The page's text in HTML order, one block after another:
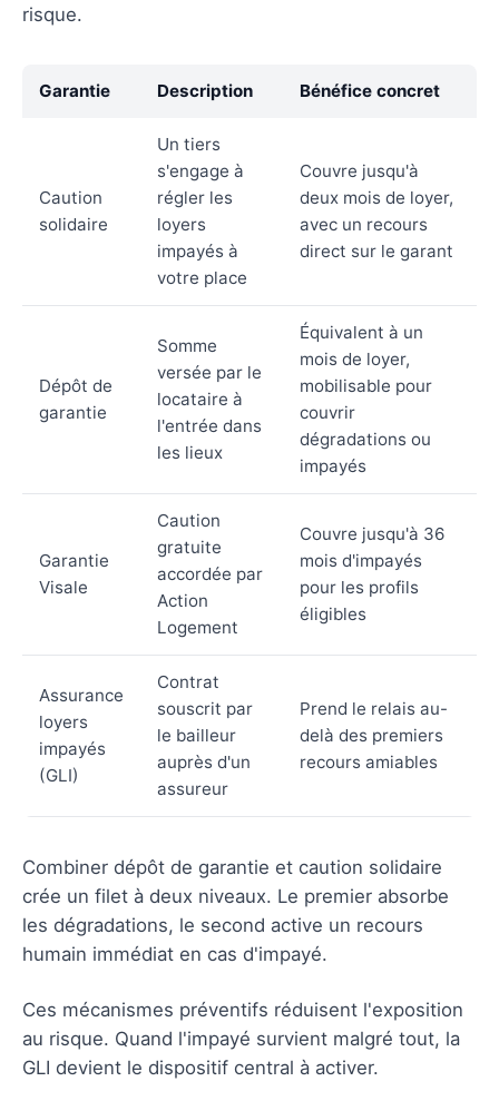
risque.
Garantie Description Bénéfice concret
Caution
solidaire
Un tiers
s'engage à
régler les
loyers
impayés à
votre place
Couvre jusqu'à
deux mois de loyer,
avec un recours
direct sur le garant
Dépôt de
garantie
Somme
versée par le
locataire à
l'entrée dans
les lieux
Équivalent à un
mois de loyer,
mobilisable pour
couvrir
dégradations ou
impayés
Garantie
Visale
Caution
gratuite
accordée par
Action
Logement
Couvre jusqu'à 36
mois d'impayés
pour les profils
éligibles
Assurance
loyers
impayés
(GLI)
Contrat
souscrit par
le bailleur
auprès d'un
assureur
Prend le relais au-
delà des premiers
recours amiables
Combiner dépôt de garantie et caution solidaire
crée un filet à deux niveaux. Le premier absorbe
les dégradations, le second active un recours
humain immédiat en cas d'impayé.
Ces mécanismes préventifs réduisent l'exposition
au risque. Quand l'impayé survient malgré tout, la
GLI devient le dispositif central à activer.